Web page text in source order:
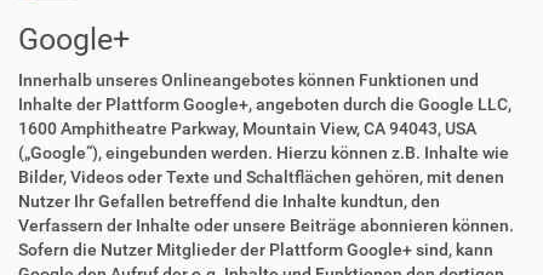
Google+
Innerhalb unseres Onlineangebotes können Funktionen und
Inhalte der Plattform Google+, angeboten durch die Google LLC,
1600 Amphitheatre Parkway, Mountain View, CA 94043, USA
(„Google“), eingebunden werden. Hierzu können z.B. Inhalte wie
Bilder, Videos oder Texte und Schaltflächen gehören, mit denen
Nutzer Ihr Gefallen betreffend die Inhalte kundtun, den
Verfassern der Inhalte oder unsere Beiträge abonnieren können.
Sofern die Nutzer Mitglieder der Plattform Google+ sind, kann